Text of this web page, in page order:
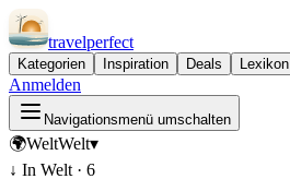
travelperfect
Kategorien Inspiration Deals Lexikon
Anmelden
Navigationsmenü umschalten
🌍WeltWelt▾
↓ In Welt · 6